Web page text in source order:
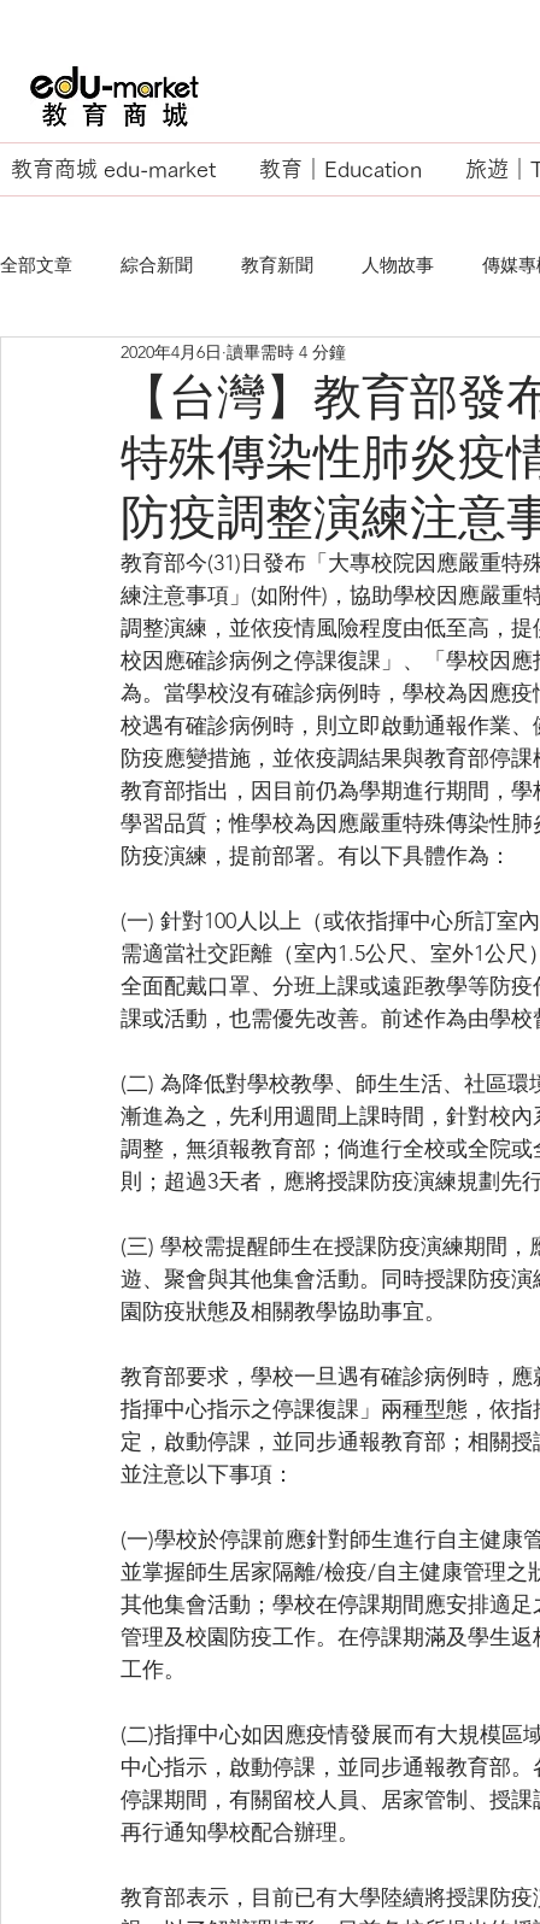
教育商城 edu-market 教育｜Education 旅遊｜
全部文章 綜合新聞 教育新聞 人物故事 傳媒
EU Business School
【台灣】教育部
特殊傳染性肺炎疫
防疫調整演練注意
2020年4月6日 讀畢需時 4 分鐘
教育部今(31)日發布「大專校院因應嚴重特
練注意事項」(如附件)，協助學校因應嚴重
調整演練，並依疫情風險程度由低至高，
校因應確診病例之停課復課」、「學校因
為。當學校沒有確診病例時，學校為因應
校遇有確診病例時，則立即啟動通報作業
防疫應變措施，並依疫調結果與教育部停
教育部指出，因目前仍為學期進行期間，
學習品質；惟學校為因應嚴重特殊傳染性
防疫演練，提前部署。有以下具體作為：
(一) 針對100人以上（或依指揮中心所訂室
需適當社交距離（室內1.5公尺、室外1公
全面配戴口罩、分班上課或遠距教學等防
課或活動，也需優先改善。前述作為由學
(二) 為降低對學校教學、師生生活、社區
漸進為之，先利用週間上課時間，針對校
調整，無須報教育部；倘進行全校或全院
則；超過3天者，應將授課防疫演練規劃先
(三) 學校需提醒師生在授課防疫演練期間
遊、聚會與其他集會活動。同時授課防疫
園防疫狀態及相關教學協助事宜。
教育部要求，學校一旦遇有確診病例時，
指揮中心指示之停課復課」兩種型態，依
定，啟動停課，並同步通報教育部；相關
並注意以下事項：
(一)學校於停課前應針對師生進行自主健康
並掌握師生居家隔離/檢疫/自主健康管理
其他集會活動；學校在停課期間應安排適
管理及校園防疫工作。在停課期滿及學生
工作。
(二)指揮中心如因應疫情發展而有大規模區
中心指示，啟動停課，並同步通報教育部
停課期間，有關留校人員、居家管制、授
再行通知學校配合辦理。
教育部表示，目前已有大學陸續將授課防